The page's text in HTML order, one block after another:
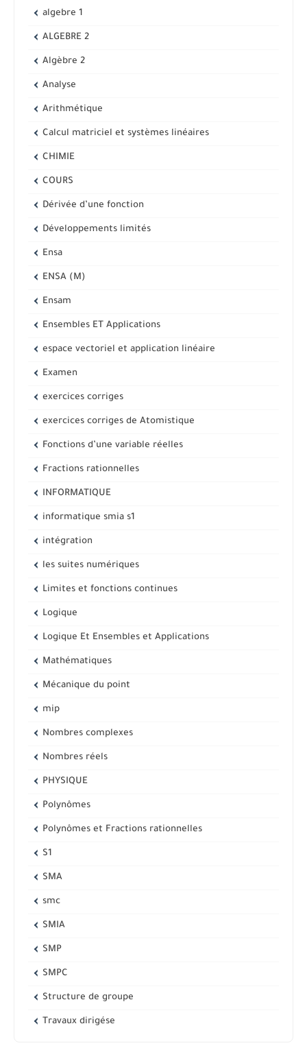
algebre 1
ALGEBRE 2
Algèbre 2
Analyse
Arithmétique
Calcul matriciel et systèmes linéaires
CHIMIE
COURS
Dérivée d’une fonction
Développements limités
Ensa
ENSA (M)
Ensam
Ensembles ET Applications
espace vectoriel et application linéaire
Examen
exercices corriges
exercices corriges de Atomistique
Fonctions d’une variable réelles
Fractions rationnelles
INFORMATIQUE
informatique smia s1
intégration
les suites numériques
Limites et fonctions continues
Logique
Logique Et Ensembles et Applications
Mathématiques
Mécanique du point
mip
Nombres complexes
Nombres réels
PHYSIQUE
Polynômes
Polynômes et Fractions rationnelles
S1
SMA
smc
SMIA
SMP
SMPC
Structure de groupe
Travaux dirigése